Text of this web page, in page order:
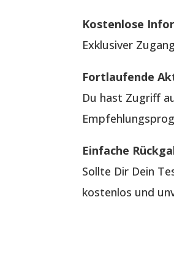
Kostenlose
Exklusiver
Fortlaufende
Du hast Zugriff
Einfache
Sollte Dir Dein
kostenlos und